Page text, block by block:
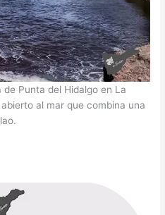
de Punta del Hidalgo en La
al mar que combina una